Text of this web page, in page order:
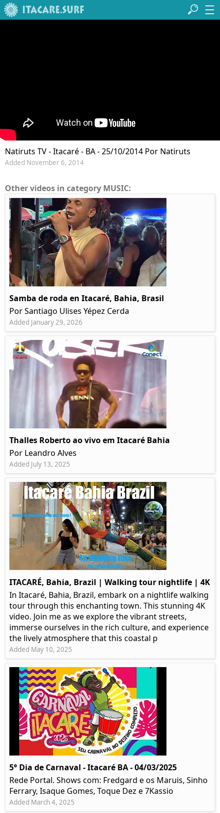
Natiruts TV - Itacaré - BA - 25/10/2014 Por Natiruts
Added November 6, 2014
Other videos in category MUSIC:
Samba de roda en Itacaré, Bahia, Brasil
Por Santiago Ulises Yépez Cerda
Added January 29, 2026
Thalles Roberto ao vivo em Itacaré Bahia
Por Leandro Alves
Added July 13, 2025
ITACARÉ, Bahia, Brazil | Walking tour nightlife | 4K
In Itacaré, Bahia, Brazil, embark on a nightlife walking
tour through this enchanting town. This stunning 4K
video. Join me as we explore the vibrant streets,
immerse ourselves in the rich culture, and experience
the lively atmosphere that this coastal p
Added May 10, 2025
5° Dia de Carnaval - Itacaré BA - 04/03/2025
Rede Portal. Shows com: Fredgard e os Maruis, Sinho
Ferrary, Isaque Gomes, Toque Dez e 7Kassio
Added March 4, 2025